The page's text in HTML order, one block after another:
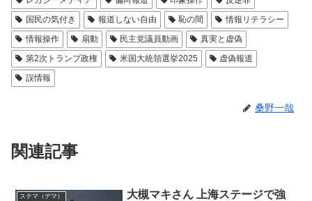
国民の気付き
報道しない自由 恥の間
情報リテラシー
情報操作
扇動 民主党議員動画
真実と虚偽
第2次トランプ政権
米国大統領選挙2025
虚偽報道
誤情報
桑野一哉
関連記事
ステマ（デマ）
大槻マキさん 上海ステージで強